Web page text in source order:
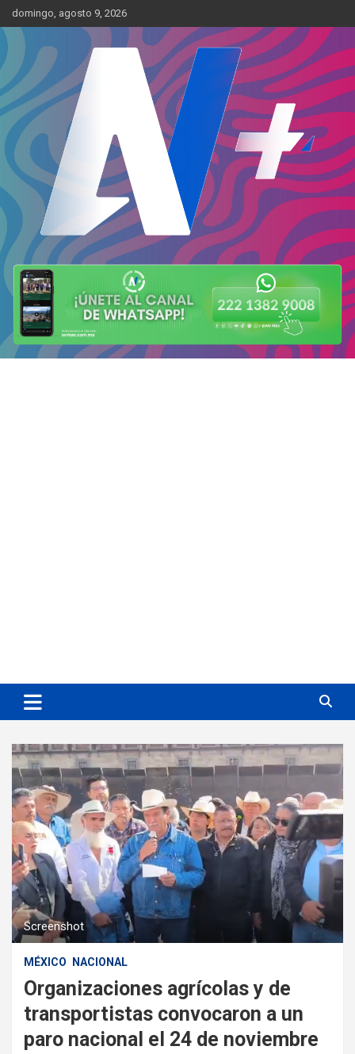
Skip
to
content
domingo, agosto 9, 2026
AN Más
Más cerca de ti
Screenshot
MÉXICO NACIONAL
Organizaciones agrícolas y de
transportistas convocaron a un
paro nacional el 24 de noviembre